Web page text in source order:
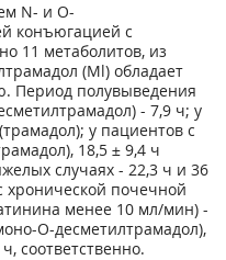
N- и О-
конъюгацией с
11 метаболитов, из
(Ml) обладает
Период полувыведения
- 7,9 ч; у
у пациентов с
18,5 ± 9,4 ч
случаях - 22,3 ч и 36
хронической почечной
менее 10 мл/мин) -
О-десметилтрамадол),
соответственно.